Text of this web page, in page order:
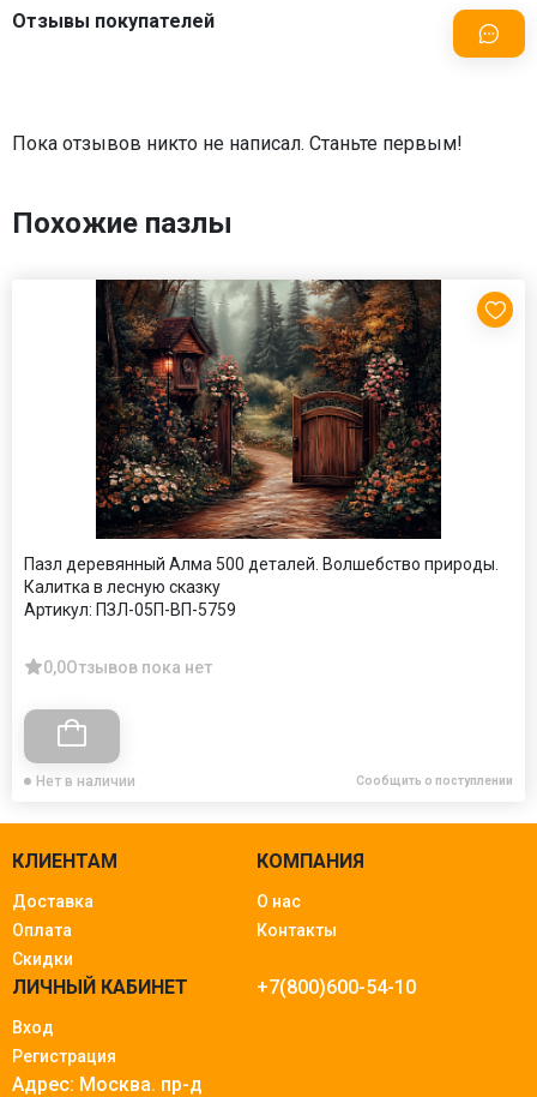
Отзывы покупателей
Пока отзывов никто не написал. Станьте первым!
Похожие пазлы
Пазл деревянный Алма 500 деталей. Волшебство природы.
Калитка в лесную сказку
Артикул: ПЗЛ-05П-ВП-5759
0,0Отзывов пока нет
Нет в наличии Сообщить о поступлении
КЛИЕНТАМ
Доставка
Оплата
Скидки
КОМПАНИЯ
О нас
Контакты
ЛИЧНЫЙ КАБИНЕТ
Вход
Регистрация
+7(800)600-54-10
Адрес: Москва. пр-д